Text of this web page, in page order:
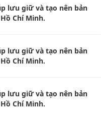
lưu giữ và tạo nên bản
Chí Minh.
lưu giữ và tạo nên bản
Chí Minh.
lưu giữ và tạo nên bản
Chí Minh.